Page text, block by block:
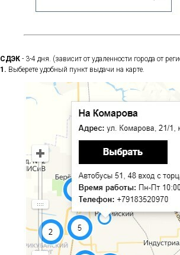
СДЭК - 3-4 дня. (зависит от удаленности города от
1. Выберете удобный пункт выдачи на карте.